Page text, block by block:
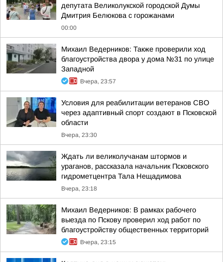
депутата Великолукской городской Думы
Дмитрия Белюкова с горожанами
00:00
Михаил Ведерников: Также проверили ход
благоустройства двора у дома №31 по улице
Западной
Вчера, 23:57
Условия для реабилитации ветеранов СВО
через адаптивный спорт создают в Псковской
области
Вчера, 23:30
Ждать ли великолучанам штормов и
ураганов, рассказала начальник Псковского
гидрометцентра Тала Нещадимова
Вчера, 23:18
Михаил Ведерников: В рамках рабочего
выезда по Пскову проверил ход работ по
благоустройству общественных территорий
Вчера, 23:15